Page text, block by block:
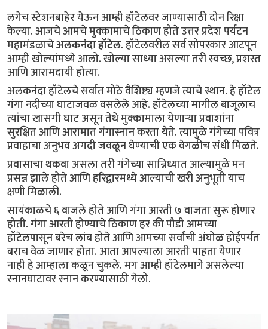
लगेच स्टेशनबाहेर येऊन आम्ही हॉटेलवर जाण्यासाठी दोन रिक्षा
केल्या. आजचे आमचे मुक्कामाचे ठिकाण होते उत्तर प्रदेश पर्यटन
महामंडळाचेअलकनंदा हॉटेल. हॉटेलवरील सर्व सोपस्कार आटपून
आम्ही खोल्यांमध्ये आलो. खोल्या साध्या असल्या तरी स्वच्छ, प्रशस्त
आणि आरामदायी होत्या.
अलकनंदा हॉटेलचे सर्वात मोठे वैशिष्ट्य म्हणजे त्याचे स्थान. हे हॉटेल
गंगा नदीच्या घाटाजवळ वसलेले आहे. हॉटेलच्या मागील बाजूलाच
त्यांचा खासगी घाट असून तेथे मुक्कामाला येणाऱ्या प्रवाशांना
सुरक्षित आणि आरामात गंगास्नान करता येते. त्यामुळे गंगेच्या पवित्र
प्रवाहाचा अनुभव अगदी जवळून घेण्याची एक वेगळीच संधी मिळते.
प्रवासाचा थकवा असला तरी गंगेच्या सान्निध्यात आल्यामुळे मन
प्रसन्न झाले होते आणि हरिद्वारमध्ये आल्याची खरी अनुभूती याच
क्षणी मिळाली.
सायंकाळचे ६ वाजले होते आणि गंगा आरती ७ वाजता सुरू होणार
होती. गंगा आरती होण्याचे ठिकाण हर की पौडी आमच्या
हॉटेलपासून बरेच लांब होते आणि आमच्या सर्वांची अंघोळ होईपर्यंत
बराच वेळ जाणार होता. आता आपल्याला आरती पाहता येणार
नाही हे आम्हाला कळून चुकले. मग आम्ही हॉटेलमागे असलेल्या
स्नानघाटावर स्नान करण्यासाठी गेलो.